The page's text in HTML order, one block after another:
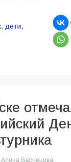
, дети,
Алена Васнецова